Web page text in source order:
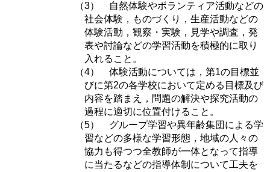
（3） 自然体験やボランティア活動などの
社会体験，ものづくり，生産活動などの
体験活動，観察・実験，見学や調査，発
表や討論などの学習活動を積極的に取り
入れること。
（4） 体験活動については，第1の目標並
びに第2の各学校において定める目標及び
内容を踏まえ，問題の解決や探究活動の
過程に適切に位置付けること。
（5） グループ学習や異年齢集団による学
習などの多様な学習形態，地域の人々の
協力も得つつ全教師が一体となって指導
に当たるなどの指導体制について工夫を